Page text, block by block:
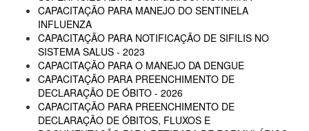
CAPACITAÇÃO PARA MANEJO DO SENTINELA
INFLUENZA
CAPACITAÇÃO PARA NOTIFICAÇÃO DE SIFILIS NO
SISTEMA SALUS - 2023
CAPACITAÇÃO PARA O MANEJO DA DENGUE
CAPACITAÇÃO PARA PREENCHIMENTO DE
DECLARAÇÃO DE ÓBITO - 2026
CAPACITAÇÃO PARA PREENCHIMENTO DE
DECLARAÇÃO DE ÓBITOS, FLUXOS E